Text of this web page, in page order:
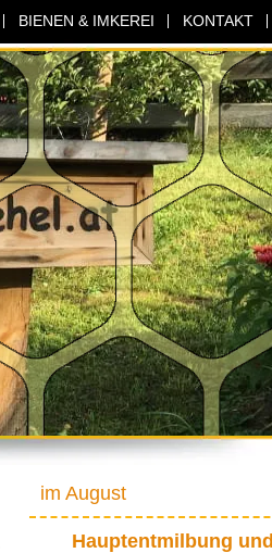
BIENEN & IMKEREI KONTAKT
im August
Hauptentmilbung und